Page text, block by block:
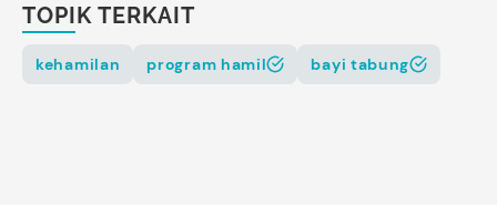
TOPIK TERKAIT
kehamilan program hamil bayi tabung